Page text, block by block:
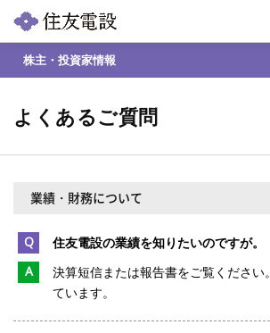
よくあるご質問
業績・財務について
Q
住友電設の業績を知りたいのですが。
A
決算短信または報告書をご覧ください。
ています。
株主・投資家情報